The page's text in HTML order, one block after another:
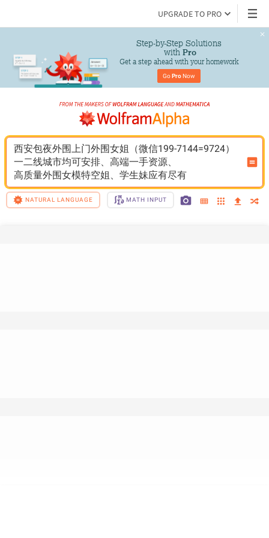
UPGRADE TO PRO
Step-by-Step Solutions
with Pro
Get a step ahead with your homework
Go Pro Now
西安包夜外围上门外围女姐（微信199-7144=9724）
一二线城市均可安排、高端一手资源、
高质量外围女模特空姐、学生妹应有尽有
NATURAL LANGUAGE MATH INPUT